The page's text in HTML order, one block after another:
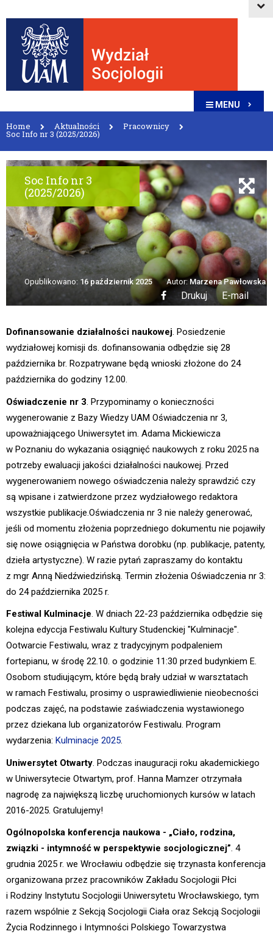
MENU
Home Aktualności Pracownicy
Soc Info nr 3 (2025/2026)
Soc Info nr 3
(2025/2026)
Drukuj E-mail
Opublikowano: 16 październik 2025 Autor:Marzena Pawłowska
Dofinansowanie działalności naukowej. Posiedzenie
wydziałowej komisji ds. dofinansowania odbędzie się 28
października br. Rozpatrywane będą wnioski złożone do 24
października do godziny 12.00.
Oświadczenie nr 3. Przypominamy o konieczności
wygenerowanie z Bazy Wiedzy UAM Oświadczenia nr 3,
upoważniającego Uniwersytet im. Adama Mickiewicza
w Poznaniu do wykazania osiągnięć naukowych z roku 2025 na
potrzeby ewaluacji jakości działalności naukowej. Przed
wygenerowaniem nowego oświadczenia należy sprawdzić czy
są wpisane i zatwierdzone przez wydziałowego redaktora
wszystkie publikacje.Oświadczenia nr 3 nie należy generować,
jeśli od momentu złożenia poprzedniego dokumentu nie pojawiły
się nowe osiągnięcia w Państwa dorobku (np. publikacje, patenty,
dzieła artystyczne). W razie pytań zapraszamy do kontaktu
z mgr Anną Niedźwiedzińską. Termin złożenia Oświadczenia nr 3:
do 24 października 2025 r.
Festiwal Kulminacje. W dniach 22-23 października odbędzie się
kolejna edyccja Festiwalu Kultury Studenckiej "Kulminacje".
Ootwarcie Festiwalu, wraz z tradycyjnym podpaleniem
fortepianu, w środę 22.10. o godzinie 11:30 przed budynkiem E.
Osobom studiującym, które będą brały udział w warsztatach
w ramach Festiwalu, prosimy o usprawiedliwienie nieobecności
podczas zajęć, na podstawie zaświadczenia wystawionego
przez dziekana lub organizatorów Festiwalu. Program
wydarzenia: Kulminacje 2025.
Uniwersytet Otwarty. Podczas inauguracji roku akademickiego
w Uniwersytecie Otwartym, prof. Hanna Mamzer otrzymała
nagrodę za największą liczbę uruchomionych kursów w latach
2016-2025. Gratulujemy!
Ogólnopolska konferencja naukowa - „Ciało, rodzina,
związki - intymność w perspektywie socjologicznej”. 4
grudnia 2025 r. we Wrocławiu odbędzie się trzynasta konferencja
organizowana przez pracowników Zakładu Socjologii Płci
i Rodziny Instytutu Socjologii Uniwersytetu Wrocławskiego, tym
razem wspólnie z Sekcją Socjologii Ciała oraz Sekcją Socjologii
Życia Rodzinnego i Intymności Polskiego Towarzystwa